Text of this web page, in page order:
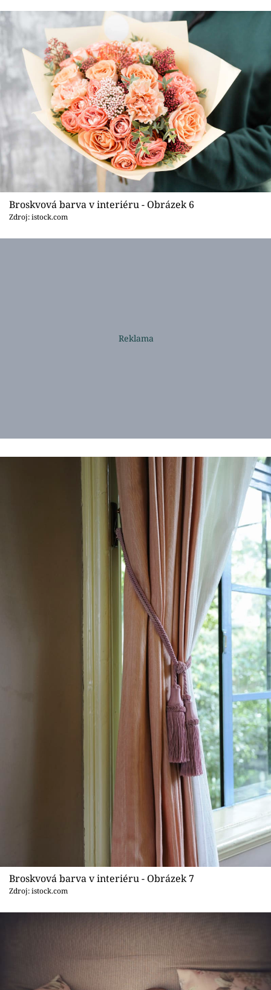
Broskvová barva v interiéru - Obrázek 6
Zdroj: istock.com
Broskvová barva v interiéru - Obrázek 7
Zdroj: istock.com